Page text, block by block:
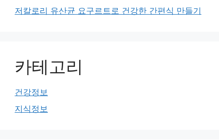
저칼로리 유산균 요구르트로 건강한 간편식 만들기
카테고리
건강정보
지식정보